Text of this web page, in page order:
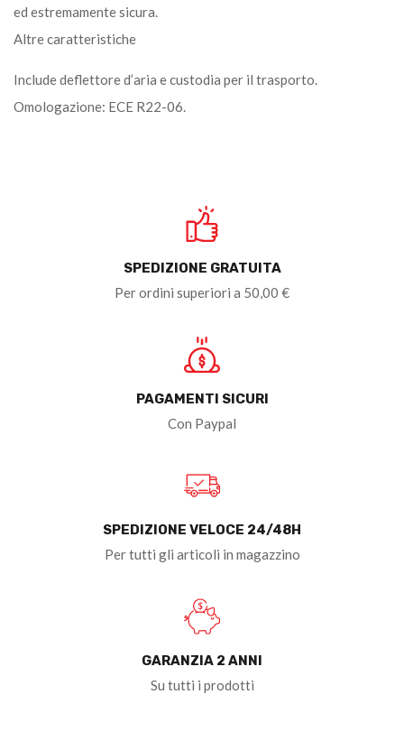
ed estremamente sicura.
Altre caratteristiche
Include deflettore d’aria e custodia per il trasporto.
Omologazione: ECE R22-06.
SPEDIZIONE GRATUITA
Per ordini superiori a 50,00 €
PAGAMENTI SICURI
Con Paypal
SPEDIZIONE VELOCE 24/48H
Per tutti gli articoli in magazzino
GARANZIA 2 ANNI
Su tutti i prodotti